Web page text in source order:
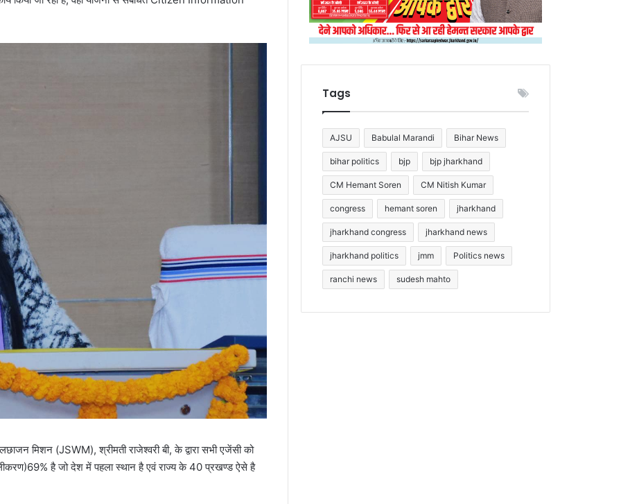
मिशन (JSWM), श्रीमती राजेश्वरी बी, के द्वारा सभी एजेंसी को
है जो देश में पहला स्थान है एवं राज्य के 40 प्रखण्ड ऐसे है
Tags
AJSU Babulal Marandi Bihar News
bihar politics bjp bjp jharkhand
CM Hemant Soren CM Nitish Kumar
congress hemant soren jharkhand
jharkhand congress jharkhand news
jharkhand politics jmm Politics news
ranchi news sudesh mahto